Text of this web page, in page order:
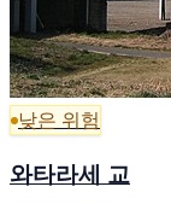
낮은 위험
와타라세 교